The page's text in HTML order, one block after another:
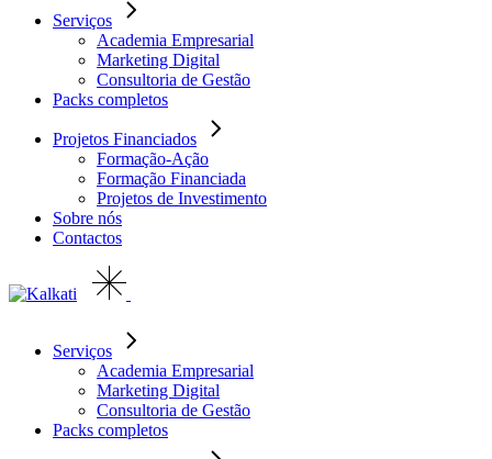
Serviços
Academia Empresarial
Marketing Digital
Consultoria de Gestão
Packs completos
Projetos Financiados
Formação-Ação
Formação Financiada
Projetos de Investimento
Sobre nós
Contactos
Serviços
Academia Empresarial
Marketing Digital
Consultoria de Gestão
Packs completos